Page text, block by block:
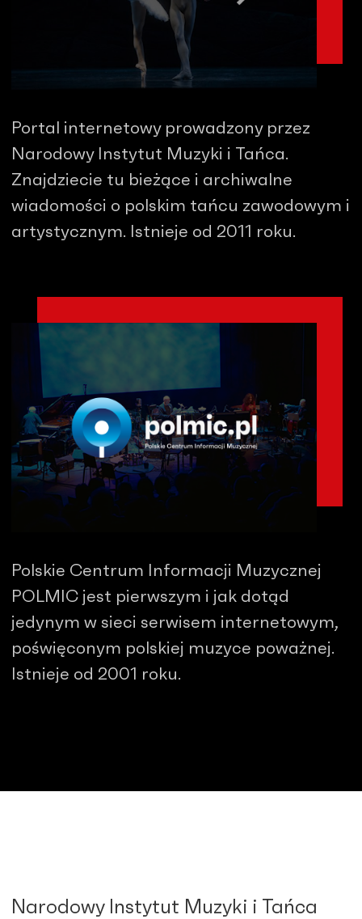
Portal internetowy prowadzony przez
Narodowy Instytut Muzyki i Tańca.
Znajdziecie tu bieżące i archiwalne
wiadomości o polskim tańcu zawodowym i
artystycznym. Istnieje od 2011 roku.
Polskie Centrum Informacji Muzycznej
POLMIC jest pierwszym i jak dotąd
jedynym w sieci serwisem internetowym,
poświęconym polskiej muzyce poważnej.
Istnieje od 2001 roku.
Narodowy Instytut Muzyki i Tańca